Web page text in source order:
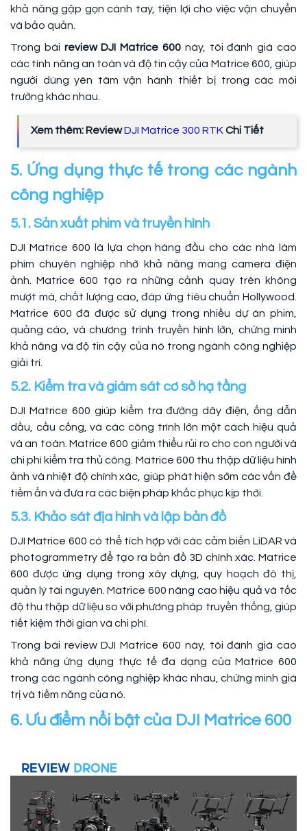
khả năng gập gọn cánh tay, tiện lợi cho việc vận chuyển
và bảo quản.
Trong bài review DJI Matrice 600 này, tôi đánh giá cao
các tính năng an toàn và độ tin cậy của Matrice 600, giúp
người dùng yên tâm vận hành thiết bị trong các môi
trường khác nhau.
Xem thêm: ReviewDJI Matrice 300 RTKChi Tiết
5. Ứng dụng thực tế trong các ngành
công nghiệp
5.1. Sản xuất phim và truyền hình
DJI Matrice 600 là lựa chọn hàng đầu cho các nhà làm
phim chuyên nghiệp nhờ khả năng mang camera điện
ảnh. Matrice 600 tạo ra những cảnh quay trên không
mượt mà, chất lượng cao, đáp ứng tiêu chuẩn Hollywood.
Matrice 600 đã được sử dụng trong nhiều dự án phim,
quảng cáo, và chương trình truyền hình lớn, chứng minh
khả năng và độ tin cậy của nó trong ngành công nghiệp
giải trí.
5.2. Kiểm tra và giám sát cơ sở hạ tầng
DJI Matrice 600 giúp kiểm tra đường dây điện, ống dẫn
dầu, cầu cống, và các công trình lớn một cách hiệu quả
và an toàn. Matrice 600 giảm thiểu rủi ro cho con người và
chi phí kiểm tra thủ công. Matrice 600 thu thập dữ liệu hình
ảnh và nhiệt độ chính xác, giúp phát hiện sớm các vấn đề
tiềm ẩn và đưa ra các biện pháp khắc phục kịp thời.
5.3. Khảo sát địa hình và lập bản đồ
DJI Matrice 600 có thể tích hợp với các cảm biến LiDAR và
photogrammetry để tạo ra bản đồ 3D chính xác. Matrice
600 được ứng dụng trong xây dựng, quy hoạch đô thị,
quản lý tài nguyên. Matrice 600 nâng cao hiệu quả và tốc
độ thu thập dữ liệu so với phương pháp truyền thống, giúp
tiết kiệm thời gian và chi phí.
Trong bài review DJI Matrice 600 này, tôi đánh giá cao
khả năng ứng dụng thực tế đa dạng của Matrice 600
trong các ngành công nghiệp khác nhau, chứng minh giá
trị và tiềm năng của nó.
6. Ưu điểm nổi bật của DJI Matrice 600